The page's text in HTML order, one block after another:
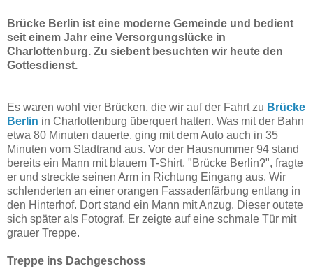
Brücke Berlin ist eine moderne Gemeinde und bedient
seit einem Jahr eine Versorgungslücke in
Charlottenburg. Zu siebent besuchten wir heute den
Gottesdienst.
Es waren wohl vier Brücken, die wir auf der Fahrt zu Brücke
Berlin in Charlottenburg überquert hatten. Was mit der Bahn
etwa 80 Minuten dauerte, ging mit dem Auto auch in 35
Minuten vom Stadtrand aus. Vor der Hausnummer 94 stand
bereits ein Mann mit blauem T-Shirt. "Brücke Berlin?", fragte
er und streckte seinen Arm in Richtung Eingang aus. Wir
schlenderten an einer orangen Fassadenfärbung entlang in
den Hinterhof. Dort stand ein Mann mit Anzug. Dieser outete
sich später als Fotograf. Er zeigte auf eine schmale Tür mit
grauer Treppe.
Treppe ins Dachgeschoss